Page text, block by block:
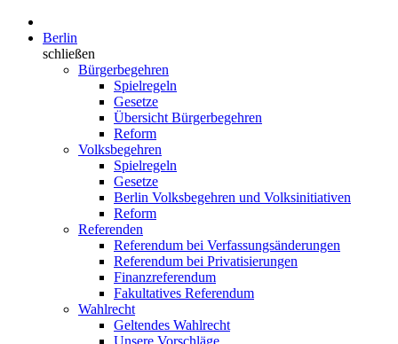
Berlin
schließen
Bürgerbegehren
Spielregeln
Gesetze
Übersicht Bürgerbegehren
Reform
Volksbegehren
Spielregeln
Gesetze
Berlin Volksbegehren und Volksinitiativen
Reform
Referenden
Referendum bei Verfassungsänderungen
Referendum bei Privatisierungen
Finanzreferendum
Fakultatives Referendum
Wahlrecht
Geltendes Wahlrecht
Unsere Vorschläge